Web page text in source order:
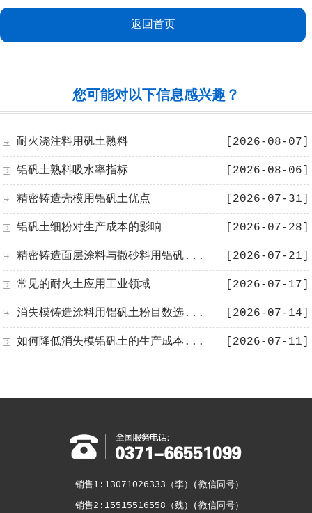
返回首页
您可能对以下信息感兴趣？
[2026-08-07]
耐火浇注料用矾土熟料
[2026-08-06]
铝矾土熟料吸水率指标
[2026-07-31]
精密铸造壳模用铝矾土优点
[2026-07-28]
铝矾土细粉对生产成本的影响
[2026-07-21]
精密铸造面层涂料与撒砂料用铝矾...
[2026-07-17]
常见的耐火土应用工业领域
[2026-07-14]
消失模铸造涂料用铝矾土粉目数选...
[2026-07-11]
如何降低消失模铝矾土的生产成本...
销售1:13071026333（李）(微信同号）
销售2:15515516558（魏）(微信同号）